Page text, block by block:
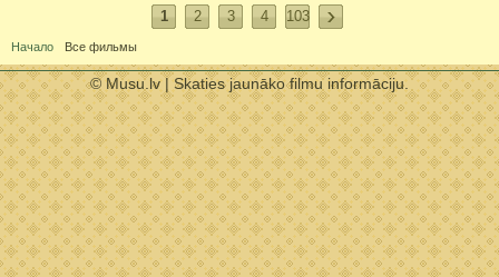
1 2 3 4 103
Начало Все фильмы
© Musu.lv | Skaties jaunāko filmu informāciju.